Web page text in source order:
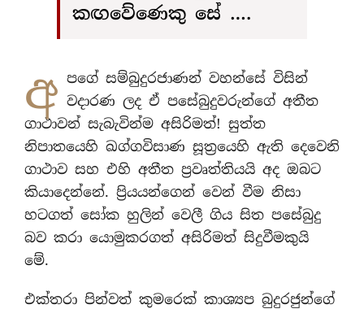
කඟවේණෙකු සේ ….
අ පගේ සම්බුදුරජාණන් වහන්සේ විසින්
වදාරණ ලද ඒ පසේබුදුවරුන්ගේ අතීත
ගාථාවන් සැබැවින්ම අසිරිමත්! සුත්ත
නිපාතයෙහි ඛග්ගවිසාණ සූත‍්‍රයෙහි ඇති දෙවෙනි
ගාථාව සහ එහි අතීත ප‍්‍රවෘත්තියයි අද ඔබට
කියාදෙන්නේ. ප්‍රියයන්ගෙන් වෙන් වීම නිසා
හටගත් සෝක හුලින් වෙලී ගිය සිත පසේබුදු
බව කරා යොමුකරගත් අසිරිමත් සිදුවීමකුයි
මේ.
එක්තරා පින්වත් කුමරෙක් කාශ්‍යප බුදුරජුන්ගේ